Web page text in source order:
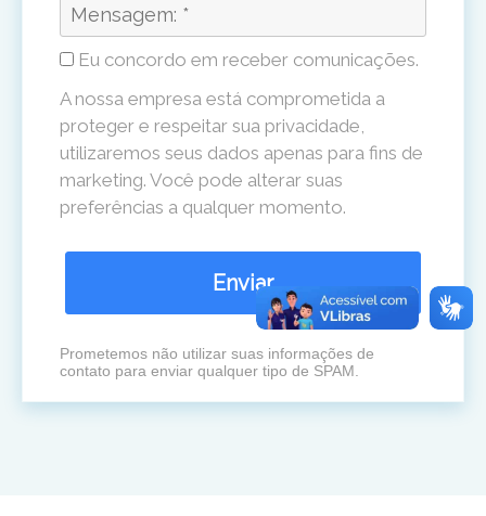
Eu concordo em receber comunicações.
A nossa empresa está comprometida a
proteger e respeitar sua privacidade,
utilizaremos seus dados apenas para fins de
marketing. Você pode alterar suas
preferências a qualquer momento.
Enviar
Prometemos não utilizar suas informações de
contato para enviar qualquer tipo de SPAM.